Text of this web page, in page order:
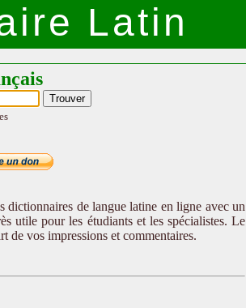
Latin
de langue latine en ligne avec un
utile pour les étudiants et les spécialistes. Le
de vos impressions et commentaires.